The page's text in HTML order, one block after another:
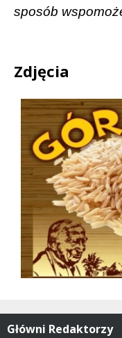
sposób
Zdjęcia
Główni Redaktorzy